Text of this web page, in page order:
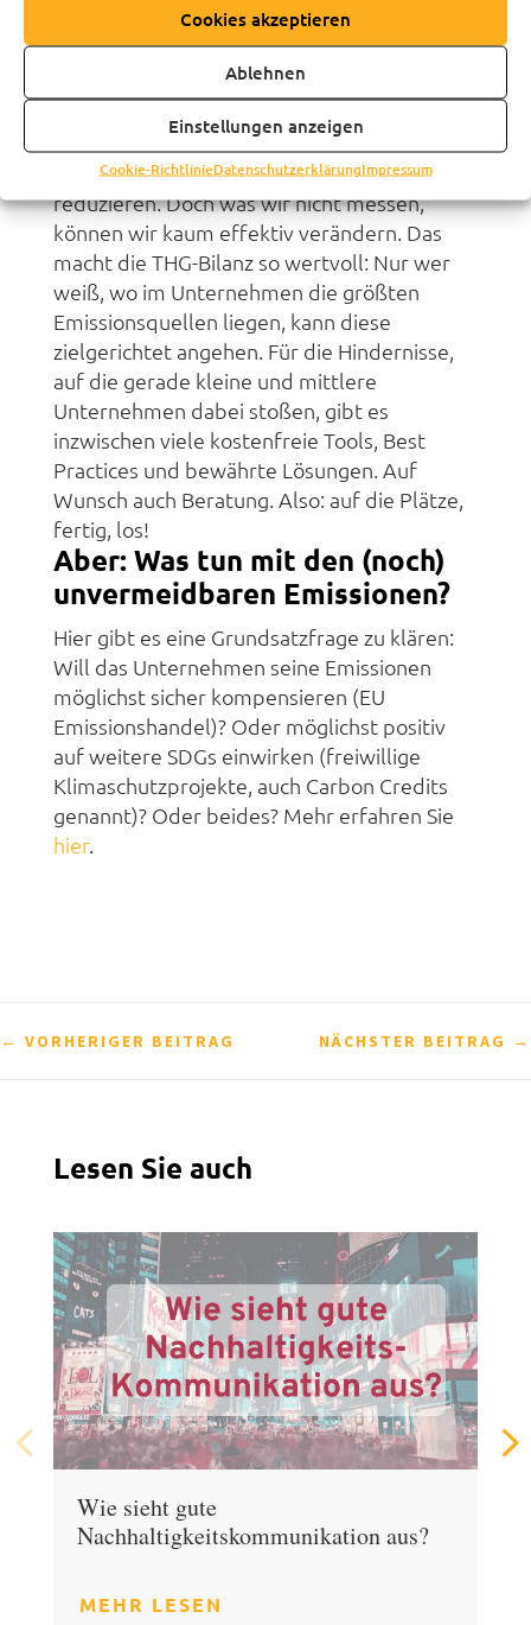
Cookies akzeptieren
Ablehnen
Einstellungen anzeigen
Cookie-RichtlinieDatenschutzerklärungImpressum
Der letzte Grund
handeln. Für die Wirtschaft bedeutet das:
schnellstmöglich Emissionen vermeiden und
reduzieren. Doch was wir nicht messen,
können wir kaum effektiv verändern. Das
macht die THG-Bilanz so wertvoll: Nur wer
weiß, wo im Unternehmen die größten
Emissionsquellen liegen, kann diese
zielgerichtet angehen. Für die Hindernisse,
auf die gerade kleine und mittlere
Unternehmen dabei stoßen, gibt es
inzwischen viele kostenfreie Tools, Best
Practices und bewährte Lösungen. Auf
Wunsch auch Beratung. Also: auf die Plätze,
fertig, los!
Aber: Was tun mit den (noch)
unvermeidbaren Emissionen?
Hier gibt es eine Grundsatzfrage zu klären:
Will das Unternehmen seine Emissionen
möglichst sicher kompensieren (EU
Emissionshandel)? Oder möglichst positiv
auf weitere SDGs einwirken (freiwillige
Klimaschutzprojekte, auch Carbon Credits
genannt)? Oder beides? Mehr erfahren Sie
hier.
← VORHERIGER BEITRAG NÄCHSTER BEITRAG →
Lesen Sie auch
Wie sieht gute
Nachhaltigkeitskommunikation aus?
MEHR LESEN